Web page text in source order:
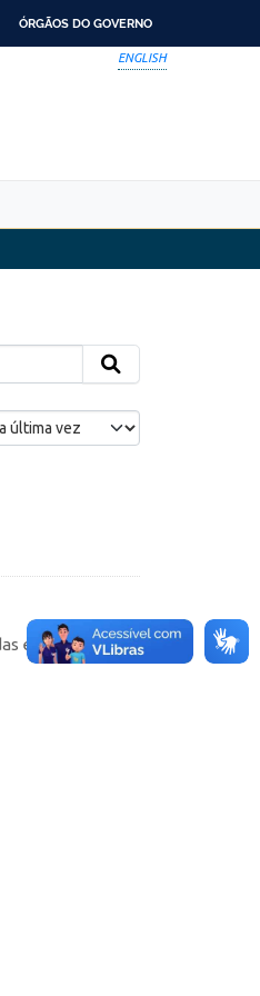
ÓRGÃOS DO GOVERNO
ENGLISH
em cada